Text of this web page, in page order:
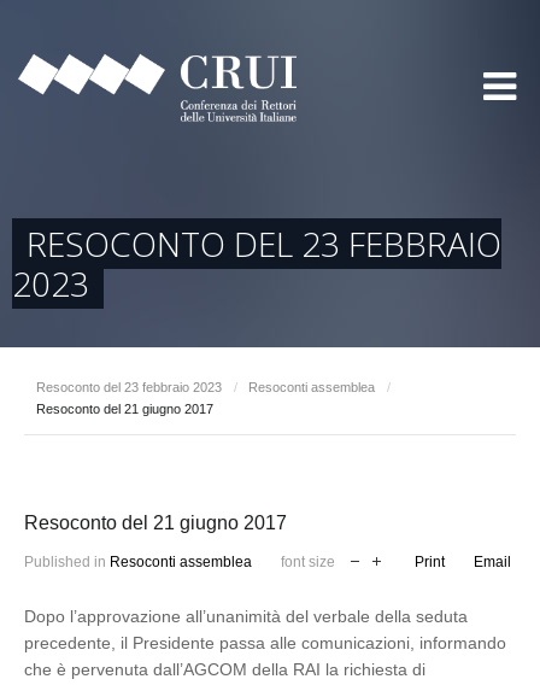
RESOCONTO DEL 23 FEBBRAIO
2023
Resoconto del 23 febbraio 2023 / Resoconti assemblea
/
Resoconto del 21 giugno 2017
Resoconto del 21 giugno 2017
Published in Resoconti assemblea font size Print Email
Dopo l’approvazione all’unanimità del verbale della seduta
precedente, il Presidente passa alle comunicazioni, informando
che è pervenuta dall’AGCOM della RAI la richiesta di